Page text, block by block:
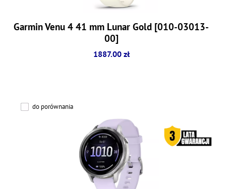
Garmin Venu 4 41 mm Lunar Gold [010-03013-
00]
1887.00 zł
do porównania